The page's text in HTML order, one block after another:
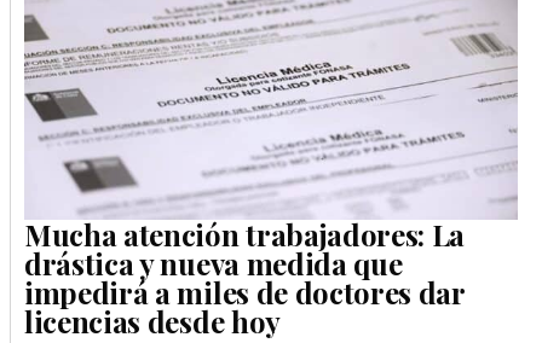
Mucha atención trabajadores: La
drástica y nueva medida que
impedirá a miles de doctores dar
licencias desde hoy